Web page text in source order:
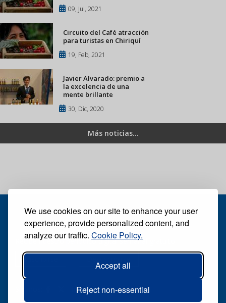
We use cookies on our site to enhance your user
experience, provide personalized content, and
analyze our traffic. Cookie Policy.
Accept all
Reject non-essential
09, Jul, 2021
Circuito del Café atracción
para turistas en Chiriquí
19, Feb, 2021
Javier Alvarado: premio a
la excelencia de una
mente brillante
30, Dic, 2020
Más noticias...
Recibe nuestro periódico digital semanal gratuito
Suscribirse